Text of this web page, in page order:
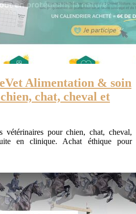
Alimen­ta­tion & soin
chat, cheval et
vétérinaires pour chien, chat, cheval,
en clinique. Achat éthique pour